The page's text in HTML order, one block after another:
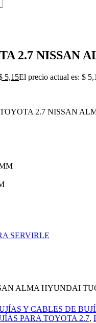
2.7 NISSAN
5,15El precio actual es: $
2.7 NISSAN
SERVIRLE
ALMA HYUNDAI
Y CABLES DE
PARA TOYOTA 2.7,